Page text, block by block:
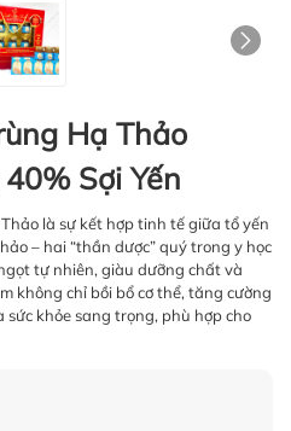
Hạ Thảo
Sợi Yến
là sự kết hợp tinh tế giữa tổ yến
– hai “thần dược” quý trong y học
tự nhiên, giàu dưỡng chất và
không chỉ bồi bổ cơ thể, tăng cường
sức khỏe sang trọng, phù hợp cho